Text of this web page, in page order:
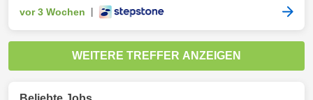
vor 3 Wochen
WEITERE TREFFER ANZEIGEN